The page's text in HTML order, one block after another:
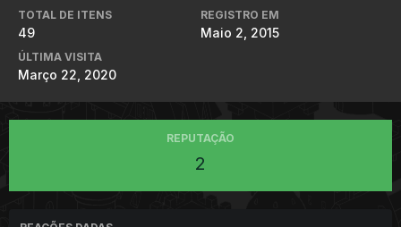
TOTAL DE ITENS
49
REGISTRO EM
Maio 2, 2015
ÚLTIMA VISITA
Março 22, 2020
REPUTAÇÃO
2